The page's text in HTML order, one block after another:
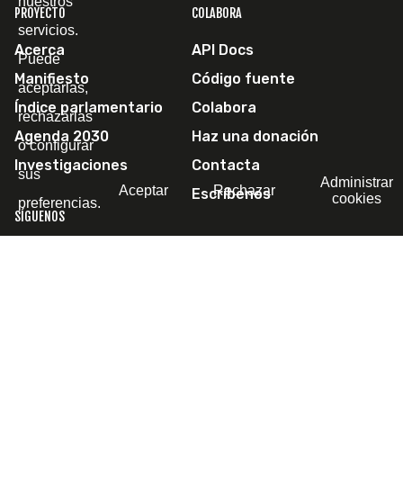
PROYECTO
Acerca
Manifiesto
Índice parlamentario
Agenda 2030
Investigaciones
COLABORA
API Docs
Código fuente
Colabora
Haz una donación
Contacta
Escríbenos
SÍGUENOS
servicios.
Puede
aceptarlas,
rechazarlas
o configurar
sus
preferencias.
Aceptar Rechazar
Administrar
cookies